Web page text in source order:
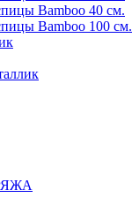
Bamboo 40 см.
Bamboo 100 см.